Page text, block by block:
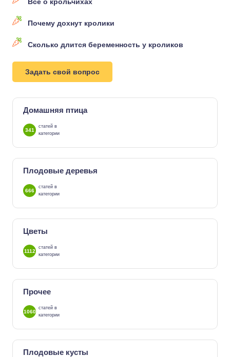
Почему дохнут кролики
Сколько длится беременность у кроликов
Задать свой вопрос
Домашняя птица
341
статей в
категории
Плодовые деревья
666
статей в
категории
Цветы
1112
статей в
категории
Прочее
1060
статей в
категории
Плодовые кусты